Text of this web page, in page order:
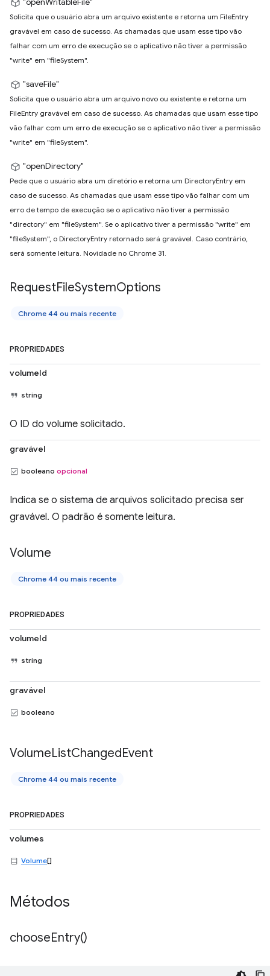
Solicita que o usuário abra um arquivo existente e retorna um FileEntry
gravável em caso de sucesso. As chamadas que usam esse tipo vão
falhar com um erro de execução se o aplicativo não tiver a permissão
"write" em "fileSystem".
"saveFile"
Solicita que o usuário abra um arquivo novo ou existente e retorna um
FileEntry gravável em caso de sucesso. As chamadas que usam esse tipo
vão falhar com um erro de execução se o aplicativo não tiver a permissão
"write" em "fileSystem".
"openDirectory"
Pede que o usuário abra um diretório e retorna um DirectoryEntry em
caso de sucesso. As chamadas que usam esse tipo vão falhar com um
erro de tempo de execução se o aplicativo não tiver a permissão
"directory" em "fileSystem". Se o aplicativo tiver a permissão "write" em
"fileSystem", o DirectoryEntry retornado será gravável. Caso contrário,
será somente leitura. Novidade no Chrome 31.
RequestFileSystemOptions
Chrome 44 ou mais recente
PROPRIEDADES
volumeId
string
O ID do volume solicitado.
gravável
booleano opcional
Indica se o sistema de arquivos solicitado precisa ser
gravável. O padrão é somente leitura.
Volume
Chrome 44 ou mais recente
PROPRIEDADES
volumeId
string
gravável
booleano
VolumeListChangedEvent
Chrome 44 ou mais recente
PROPRIEDADES
volumes
Volume[]
Métodos
chooseEntry()